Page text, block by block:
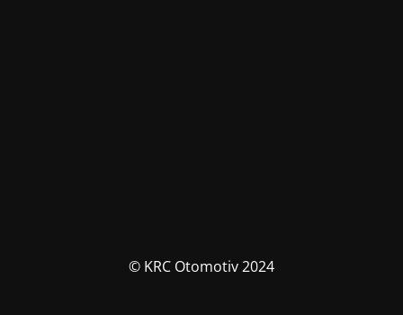
© KRC Otomotiv 2024